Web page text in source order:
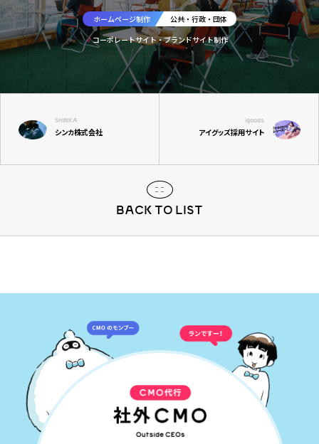
ホームページ制作
公共・行政・団体
コーポレートサイト・ブランドサイト制作
SHINKA
シンカ株式会社
BACK TO LIST
igoods
アイグッズ採用サイト